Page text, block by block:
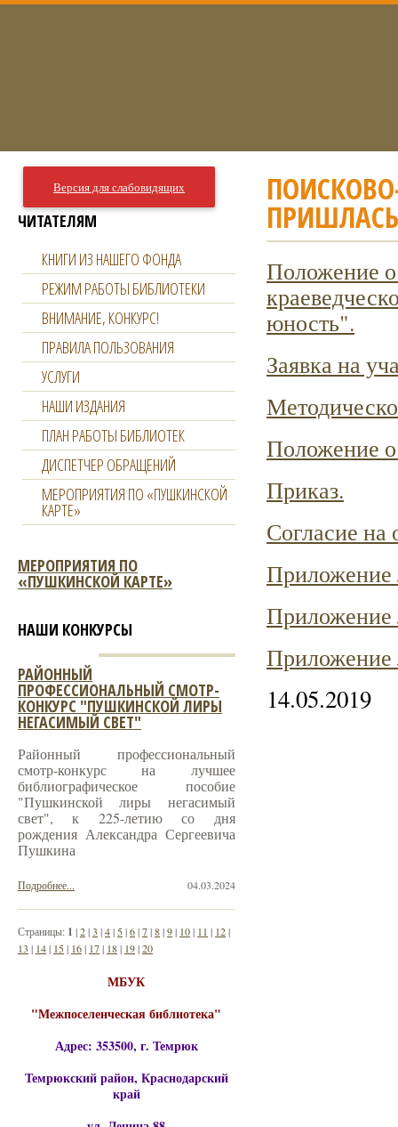
Положение
юность".
Заявка на
Положение о
Приказ.
Согласие на
14.05.2019
Версия для слабовидящих
ЧИТАТЕЛЯМ
КНИГИ ИЗ НАШЕГО ФОНДА
РЕЖИМ РАБОТЫ БИБЛИОТЕКИ
ВНИМАНИЕ, КОНКУРС!
ПРАВИЛА ПОЛЬЗОВАНИЯ
УСЛУГИ
НАШИ ИЗДАНИЯ
ПЛАН РАБОТЫ БИБЛИОТЕК
ДИСПЕТЧЕР ОБРАЩЕНИЙ
МЕРОПРИЯТИЯ ПО «ПУШКИНСКОЙ
КАРТЕ»
МЕРОПРИЯТИЯ ПО
«ПУШКИНСКОЙ КАРТЕ»
НАШИ КОНКУРСЫ
РАЙОННЫЙ
ПРОФЕССИОНАЛЬНЫЙ СМОТР-
КОНКУРС "ПУШКИНСКОЙ ЛИРЫ
НЕГАСИМЫЙ СВЕТ"
Районный профессиональный
смотр-конкурс на лучшее
библиографическое пособие
"Пушкинской лиры негасимый
свет", к 225-летию со дня
рождения Александра Сергеевича
Пушкина
04.03.2024
Подробнее...
Страницы: 1 |2|3 |4| 5|6|7|8|9| 10| 11 | 12|
13 | 14| 15| 16| 17| 18| 19|20
МБУК
"Межпоселенческая библиотека"
Адрес: 353500, г. Темрюк
Темрюкский район, Краснодарский
край